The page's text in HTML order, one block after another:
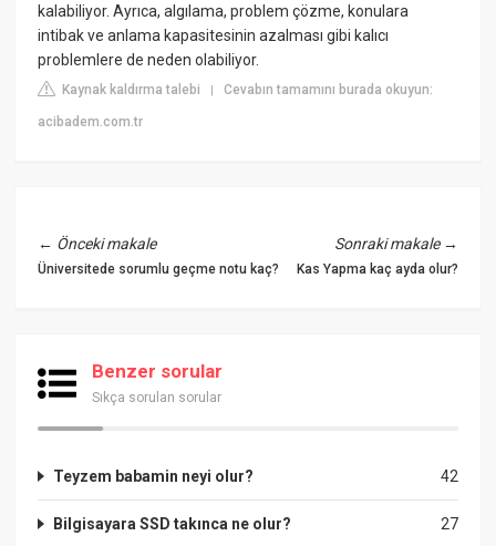
kalabiliyor. Ayrıca, algılama, problem çözme, konulara
intibak ve anlama kapasitesinin azalması gibi kalıcı
problemlere de neden olabiliyor.
Kaynak kaldırma talebi |Cevabın tamamını burada okuyun:
acibadem.com.tr
← Önceki makale
Üniversitede sorumlu geçme notu kaç?
Sonraki makale→
Kas Yapma kaç ayda olur?
Benzer sorular
Sıkça sorulan sorular
42
Teyzem babamin neyi olur?
27
Bilgisayara SSD takınca ne olur?